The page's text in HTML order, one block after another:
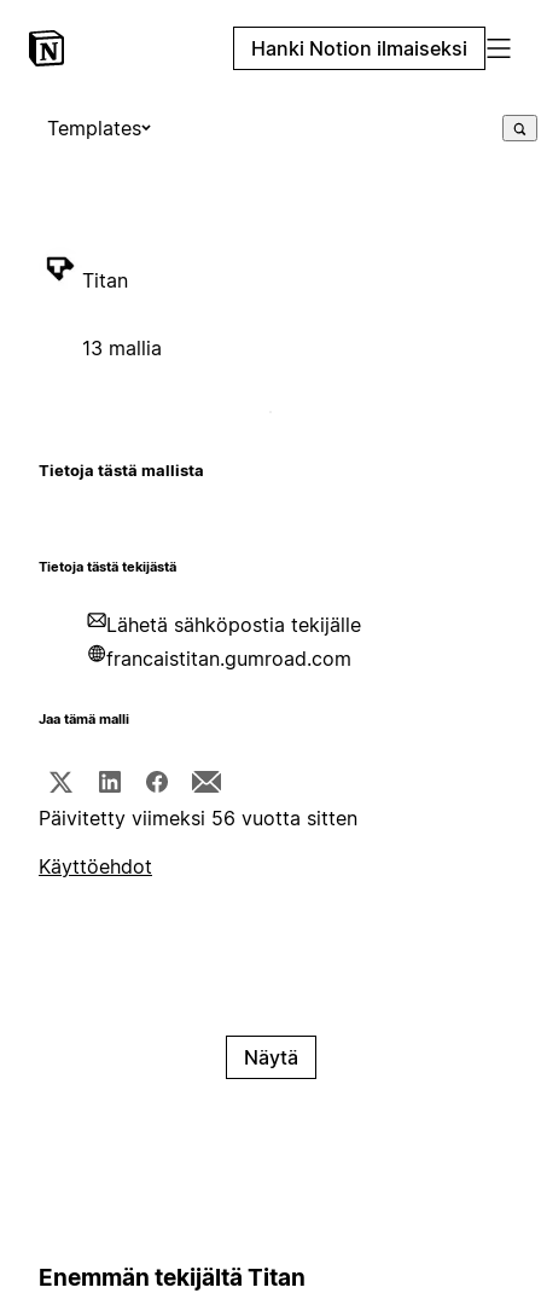
Hanki Notion ilmaiseksi
Templates
Titan
13 mallia
Tietoja tästä mallista
Tietoja tästä tekijästä
Lähetä sähköpostia tekijälle
francaistitan.gumroad.com
Jaa tämä malli
Päivitetty viimeksi 56 vuotta sitten
Käyttöehdot
Näytä
Enemmän tekijältä Titan